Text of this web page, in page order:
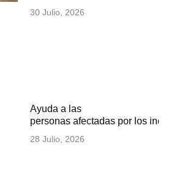
30 Julio, 2026
Ayuda a las
personas afectadas por los
28 Julio, 2026